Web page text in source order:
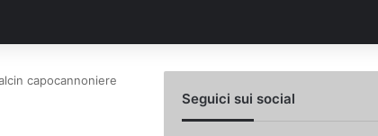
capocannoniere
Seguici sui social